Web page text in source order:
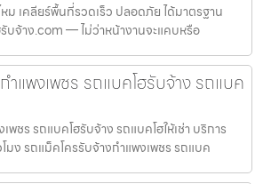
ม เคลียร์พื้นที่รวดเร็ว ปลอดภัย ได้มาตรฐาน
บจ้าง.com — ไม่ว่าหน้างานจะแคบหรือ
ำแพงเพชร รถแบคโฮรับจ้าง รถแบค
พชร รถแบคโฮรับจ้าง รถแบคโฮให้เช่า บริการ
มง รถแม็คโครรับจ้างกำแพงเพชร รถแบค